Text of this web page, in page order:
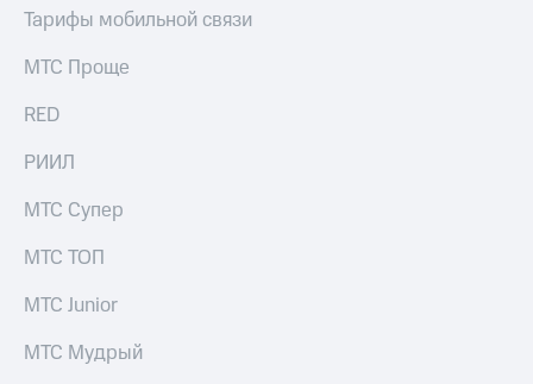
Тарифы мобильной связи
МТС Проще
RED
РИИЛ
МТС Супер
МТС ТОП
МТС Junior
МТС Мудрый